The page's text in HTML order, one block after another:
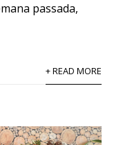
passada,
+ READ MORE